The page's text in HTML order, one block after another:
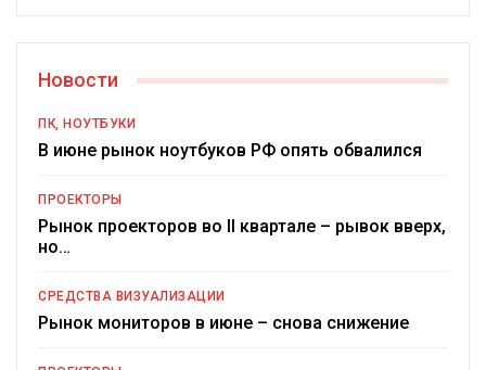
Новости
ПК, НОУТБУКИ
В июне рынок ноутбуков РФ опять обвалился
ПРОЕКТОРЫ
Рынок проекторов во II квартале – рывок вверх,
но…
СРЕДСТВА ВИЗУАЛИЗАЦИИ
Рынок мониторов в июне – снова снижение